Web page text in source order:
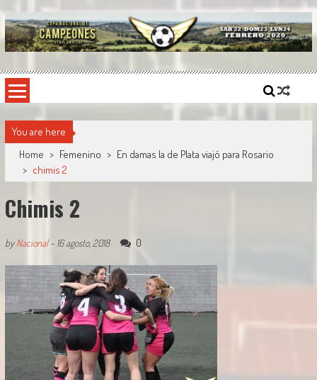
to
content
Copa Nacional de Campeones
El torneo semestral que reúne a los mejores equipos de fútbol sintético del país.
You are here
Home > Femenino > En damas la de Plata viajó para Rosario
> chimis 2
Chimis 2
byNacional- 16 agosto, 2018 0